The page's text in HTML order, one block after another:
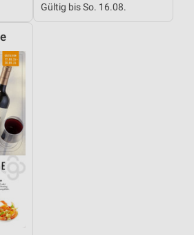
Gültig bis So. 16.08.